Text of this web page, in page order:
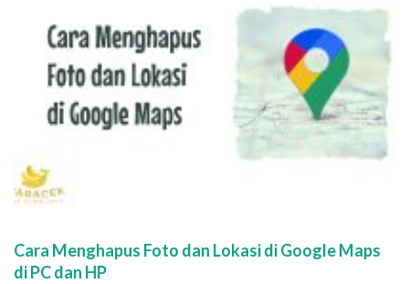
Cara Menghapus Foto dan Lokasi di Google Maps
di PC dan HP